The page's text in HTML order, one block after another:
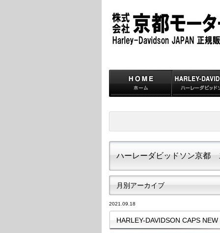
ハーレーダビッドソン京都
月別アーカイブ
2021.09.18
HARLEY-DAVIDSON CAPS